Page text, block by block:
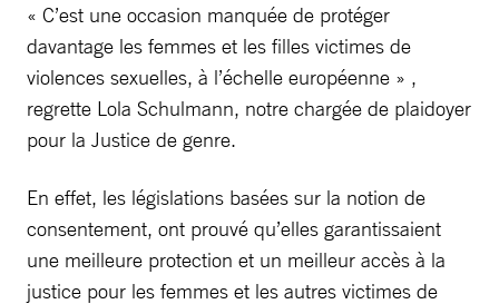
« C’est une occasion manquée de protéger
davantage les femmes et les filles victimes de
violences sexuelles, à l’échelle européenne » ,
regrette Lola Schulmann, notre chargée de plaidoyer
pour la Justice de genre.
En effet, les législations basées sur la notion de
consentement, ont prouvé qu’elles garantissaient
une meilleure protection et un meilleur accès à la
justice pour les femmes et les autres victimes de